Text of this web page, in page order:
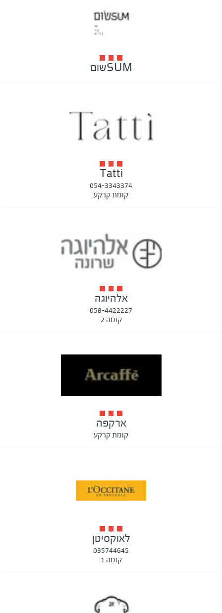
SUMשום
Tatti
054-3343374
קומת קרקע
אלהיוגה
058-4422227
קומה 2
ארקפה
קומת קרקע
לאוקסיטן
035744645
קומה 1